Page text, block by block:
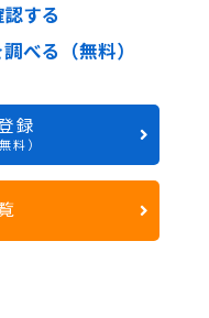
する
べる（無料）
録
料）